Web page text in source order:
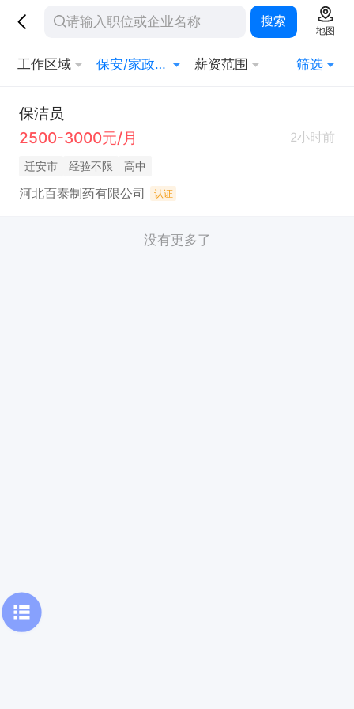
搜索
地图
工作区域 保安/家政/其他生活服务 薪资范围 筛选
保洁员
2500-3000元/月
2小时前
迁安市 经验不限 高中
河北百泰制药有限公司 认证
没有更多了